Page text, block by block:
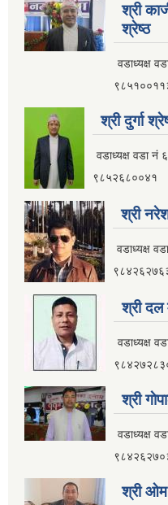
श्री
श्रेष्ठ
वडाध्यक्ष
श्री दुर्गा
वडाध्यक्ष वडा नं ६
९८५२६८००४१
श्री
वडाध्यक्ष
श्री दल
वडाध्यक्ष
श्री
वडाध्यक्ष
श्री ओम